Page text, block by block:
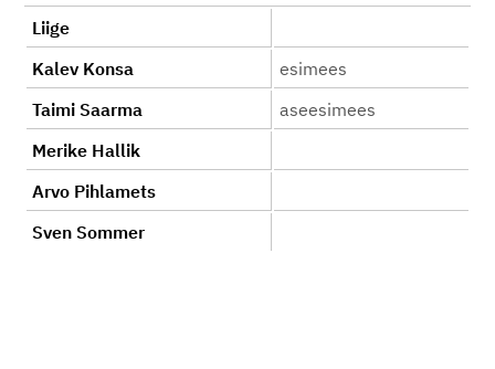
Liige
Kalev Konsa
esimees
Taimi Saarma
aseesimees
Merike Hallik
Arvo Pihlamets
Sven Sommer